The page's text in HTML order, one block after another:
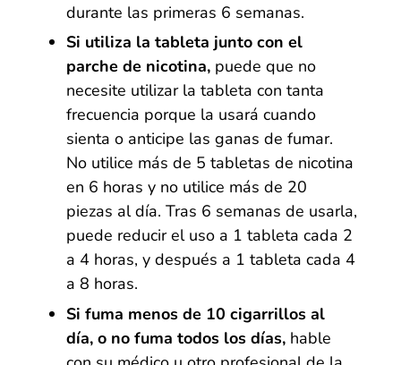
durante las primeras 6 semanas.
Si utiliza la tableta junto con el
parche de nicotina, puede que no
necesite utilizar la tableta con tanta
frecuencia porque la usará cuando
sienta o anticipe las ganas de fumar.
No utilice más de 5 tabletas de nicotina
en 6 horas y no utilice más de 20
piezas al día. Tras 6 semanas de usarla,
puede reducir el uso a 1 tableta cada 2
a 4 horas, y después a 1 tableta cada 4
a 8 horas.
Si fuma menos de 10 cigarrillos al
día, o no fuma todos los días, hable